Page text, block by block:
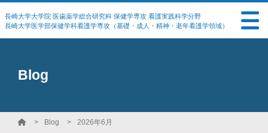
長崎大学大学院 医歯薬学総合研究科 保健学専攻 看護実践科学分野
長崎大学医学部保健学科看護学専攻（基礎・成人・精神・老年看護学領域）
Blog
Blog 2026年6月